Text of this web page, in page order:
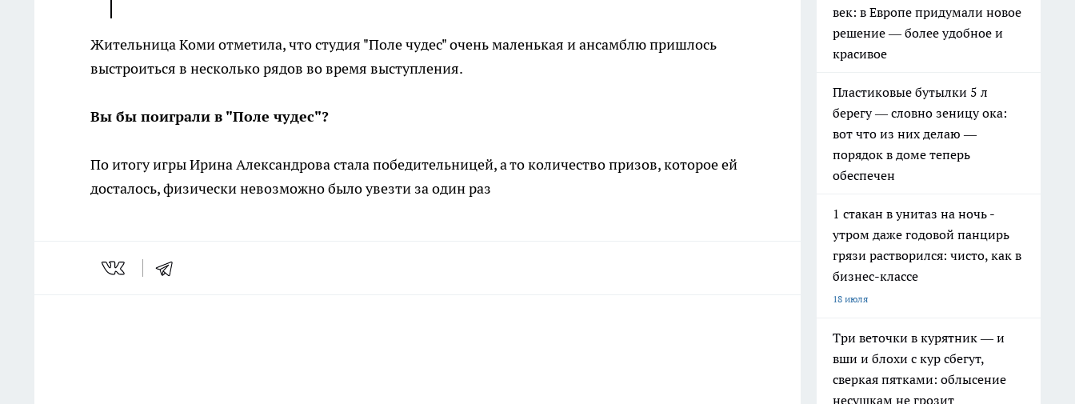
Жительница Коми отметила, что студия "Поле чудес" очень маленькая и ансамблю пришлось
выстроиться в несколько рядов во время выступления.
Вы бы поиграли в "Поле чудес"?
По итогу игры Ирина Александрова стала победительницей, а то количество призов, которое ей
досталось, физически невозможно было увезти за один раз
век: в Европе придумали новое
решение — более удобное и
красивое
Пластиковые бутылки 5 л
берегу — словно зеницу ока:
вот что из них делаю —
порядок в доме теперь
обеспечен
1 стакан в унитаз на ночь -
утром даже годовой панцирь
грязи растворился: чисто, как в
бизнес-классе
18 июля
Три веточки в курятник — и
вши и блохи с кур сбегут,
сверкая пятками: облысение
несушкам не грозит